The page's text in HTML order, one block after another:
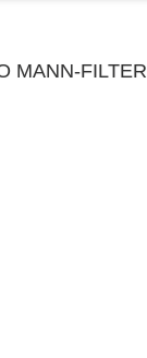
MANN-FILTER